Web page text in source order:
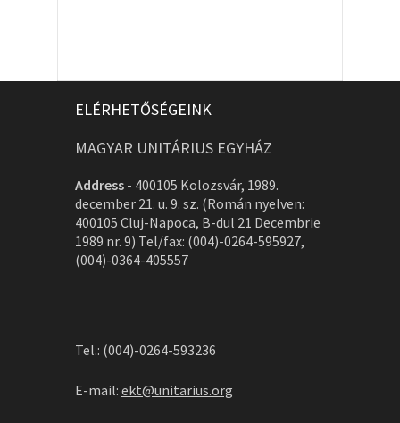
ELÉRHETŐSÉGEINK
MAGYAR UNITÁRIUS EGYHÁZ
Address - 400105 Kolozsvár, 1989.
december 21. u. 9. sz. (Román nyelven:
400105 Cluj-Napoca, B-dul 21 Decembrie
1989 nr. 9) Tel/fax: (004)-0264-595927,
(004)-0364-405557
Tel.: (004)-0264-593236
E-mail: ekt@unitarius.org